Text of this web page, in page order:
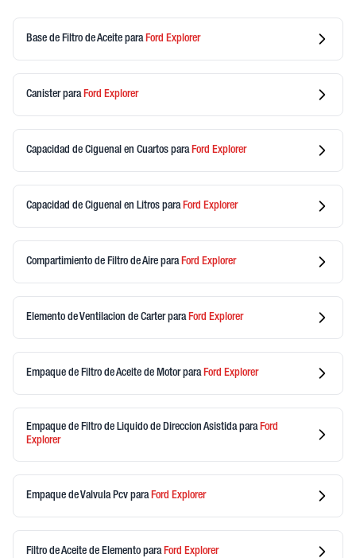
Base de Filtro de Aceite para Ford Explorer
Canisterpara Ford Explorer
Capacidad de Ciguenal en Cuartos para Ford Explorer
Capacidad de Ciguenal en Litros para Ford Explorer
Compartimiento de Filtro de Aire para Ford Explorer
Elemento de Ventilacion de Carterpara Ford Explorer
Empaque de Filtro de Aceite de Motorpara Ford Explorer
Empaque de Filtro de Liquido de Direccion Asistida paraFord
Explorer
Empaque de Valvula Pcv para Ford Explorer
Filtro de Aceite de Elemento para Ford Explorer